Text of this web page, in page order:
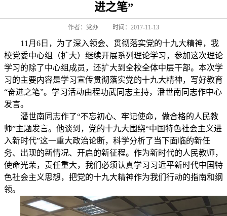
进之笔”
作者：党办 时间：2017-11-13
11 月 6 日，为了深入领会、贯彻落实党的十九大精神，我
校党委中心组（扩大）继续开展系列理论学习，参加这次理论
学习的除了中心组成员，还扩大到全校全体中层干部。本次学
习的主要内容是学习宣传贯彻落实党的十九大精神，写好教育
“奋进之笔”。学习活动由程功武同志主持，潘世南同志作中心
发言。
潘世南同志作了“不忘初心、牢记使命，做合格的人民教
师”主题发言。他谈到，党的十九大围绕“中国特色社会主义进
入新时代”这一重大政治论断，科学分析了当下面临的新任
务、出现的新情况、开启的新征程。 作为新时代的人民教师，
使命光荣，责任重大，我们必须认真学习习近平新时代中国特
色社会主义思想，把党的十九大精神作为我们行动的指南和纲
领。